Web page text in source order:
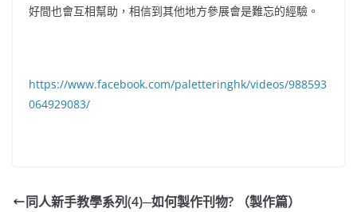
好間也會互相幫助，相信到其他地方參展會是難忘的經驗。
https://www.facebook.com/paletteringhk/videos/988593
064929083/
同人新手教學系列(4)─如何製作刊物? （製作篇）